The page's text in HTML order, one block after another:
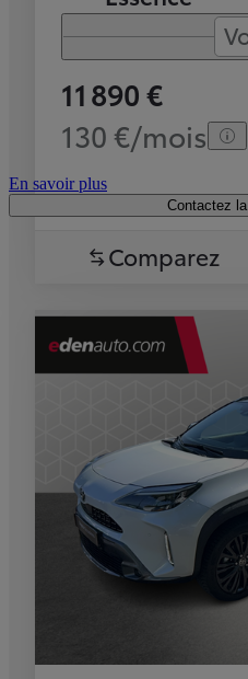
11 890 €
130 €/mois
En savoir plus
Contactez
Comparez